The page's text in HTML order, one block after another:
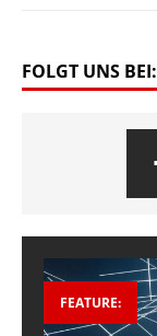
FOLGT UNS BEI:
FEATURE: